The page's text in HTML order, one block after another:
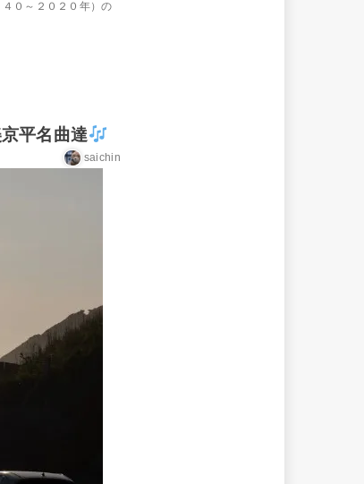
０～２０２０年）の
平名曲達
saichin